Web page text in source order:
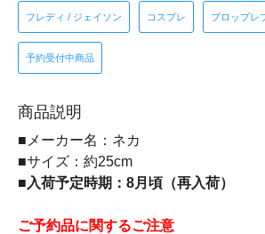
フレディ / ジェイソン コスプレ プロップレ
予約受付中商品
商品説明
■メーカー名：ネカ
■サイズ：約25cm
■入荷予定時期：8月頃（再入荷）
ご予約品に関するご注意